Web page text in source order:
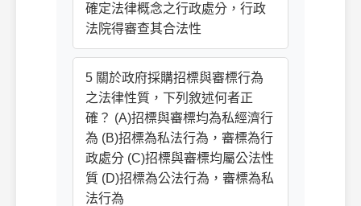
確定法律概念之行政處分，行政
法院得審查其合法性
5 關於政府採購招標與審標行為
之法律性質，下列敘述何者正
確？ (A)招標與審標均為私經濟行
為 (B)招標為私法行為，審標為行
政處分 (C)招標與審標均屬公法性
質 (D)招標為公法行為，審標為私
法行為